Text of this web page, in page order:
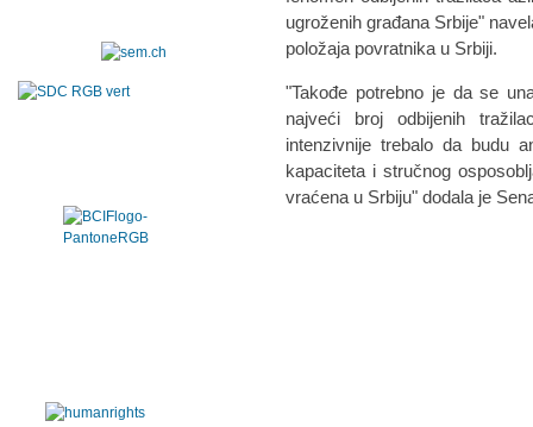
ugroženih građana Srbije"
položaja povratnika u Srbiji.
"Takođe potrebno je da se
najveći broj odbijenih
intenzivnije trebalo da budu
kapaciteta i stručnog
vraćena u Srbiju" dodala je